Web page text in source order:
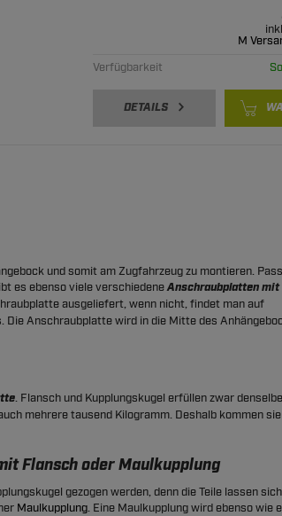
M
Verfügbarkeit
DETAILS
und somit am Zugfahrzeug zu montieren.
es ebenso viele verschiedeneAnschraubplatten
ausgeliefert, wenn nicht, findet man auf
Anschraubplatte wird in die Mitte des
. Flansch und Kupplungskugel erfüllen zwar
mehrere tausend Kilogramm. Deshalb kommen
Flansch oder Maulkupplung
gezogen werden, denn die Teile lassen
Maulkupplung. Eine Maulkupplung wird ebenso wie